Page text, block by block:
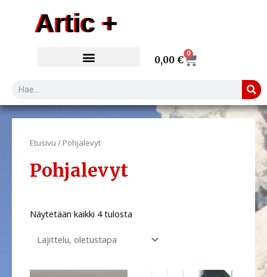
Artic +
0,00 €
0
Cart
Search
Etusivu / Pohjalevyt
Pohjalevyt
Näytetään kaikki 4 tulosta